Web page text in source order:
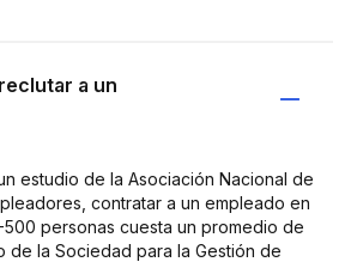
a un
estudio de la Asociación Nacional de
contratar a un empleado en
personas cuesta un promedio de
de la Sociedad para la Gestión de